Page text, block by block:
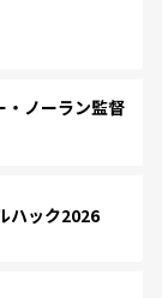
ノーラン監督
ハック2026